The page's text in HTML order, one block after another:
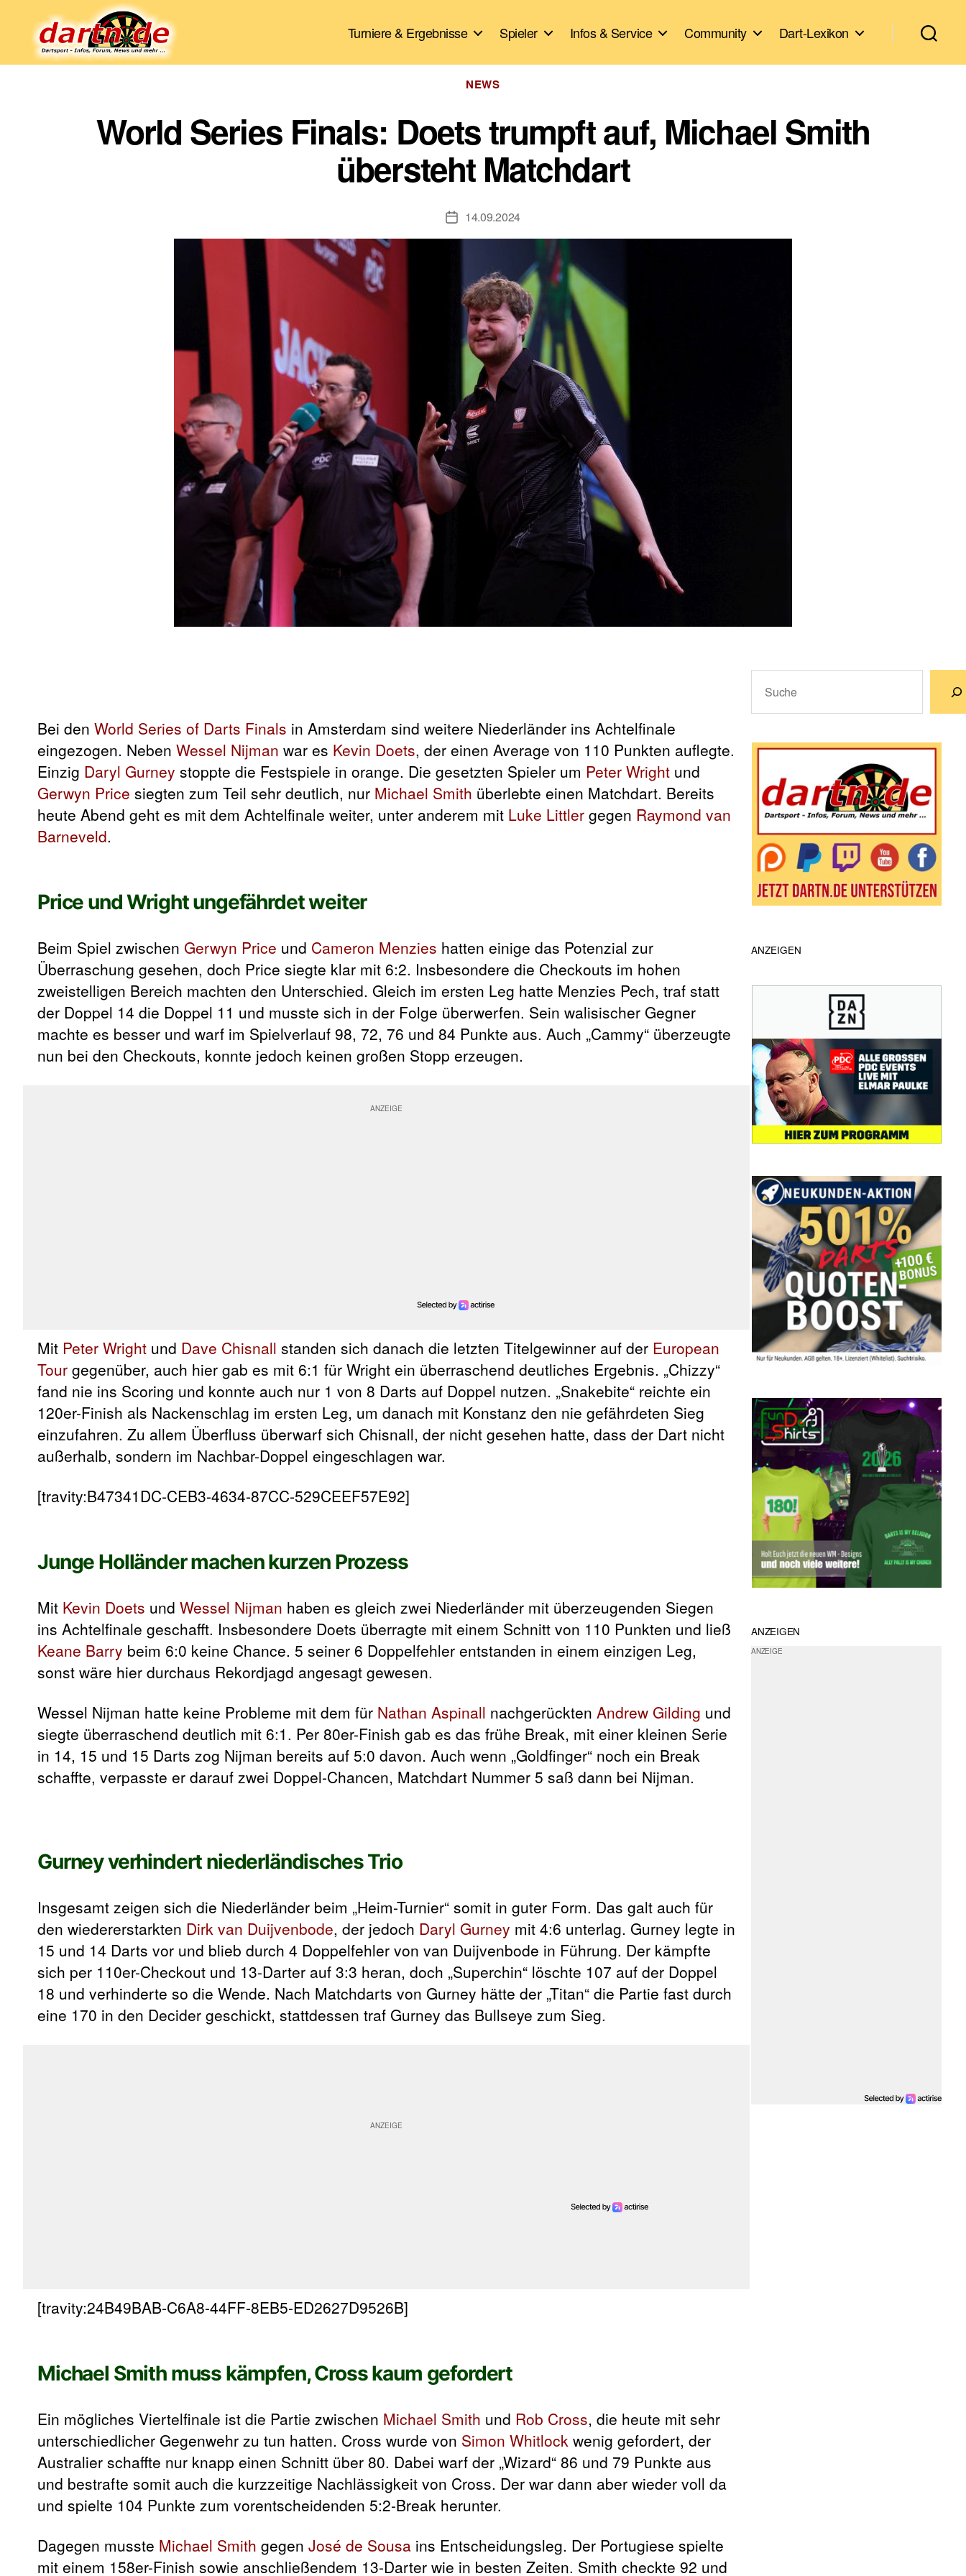
Turniere & Ergebnisse Spieler Infos & Service Community Dart-Lexikon
Kategorien
NEWS
World Series Finals: Doets trumpft auf, Michael Smith
übersteht Matchdart
Veröffentlichungsdatum
14.09.2024
Bei den World Series of Darts Finals in Amsterdam sind weitere Niederländer ins Achtelfinale
eingezogen. Neben Wessel Nijman war es Kevin Doets, der einen Average von 110 Punkten auflegte.
Einzig Daryl Gurney stoppte die Festspiele in orange. Die gesetzten Spieler um Peter Wright und
Gerwyn Price siegten zum Teil sehr deutlich, nur Michael Smith überlebte einen Matchdart. Bereits
heute Abend geht es mit dem Achtelfinale weiter, unter anderem mit Luke Littler gegen Raymond van
Barneveld.
Price und Wright ungefährdet weiter
Beim Spiel zwischen Gerwyn Price und Cameron Menzies hatten einige das Potenzial zur
Überraschung gesehen, doch Price siegte klar mit 6:2. Insbesondere die Checkouts im hohen
zweistelligen Bereich machten den Unterschied. Gleich im ersten Leg hatte Menzies Pech, traf statt
der Doppel 14 die Doppel 11 und musste sich in der Folge überwerfen. Sein walisischer Gegner
machte es besser und warf im Spielverlauf 98, 72, 76 und 84 Punkte aus. Auch „Cammy“ überzeugte
nun bei den Checkouts, konnte jedoch keinen großen Stopp erzeugen.
Mit Peter Wright und Dave Chisnall standen sich danach die letzten Titelgewinner auf der European
Tour gegenüber, auch hier gab es mit 6:1 für Wright ein überraschend deutliches Ergebnis. „Chizzy“
fand nie ins Scoring und konnte auch nur 1 von 8 Darts auf Doppel nutzen. „Snakebite“ reichte ein
120er-Finish als Nackenschlag im ersten Leg, um danach mit Konstanz den nie gefährdeten Sieg
einzufahren. Zu allem Überfluss überwarf sich Chisnall, der nicht gesehen hatte, dass der Dart nicht
außerhalb, sondern im Nachbar-Doppel eingeschlagen war.
[travity:B47341DC-CEB3-4634-87CC-529CEEF57E92]
Junge Holländer machen kurzen Prozess
Mit Kevin Doets und Wessel Nijman haben es gleich zwei Niederländer mit überzeugenden Siegen
ins Achtelfinale geschafft. Insbesondere Doets überragte mit einem Schnitt von 110 Punkten und ließ
Keane Barry beim 6:0 keine Chance. 5 seiner 6 Doppelfehler entstanden in einem einzigen Leg,
sonst wäre hier durchaus Rekordjagd angesagt gewesen.
Wessel Nijman hatte keine Probleme mit dem für Nathan Aspinall nachgerückten Andrew Gilding und
siegte überraschend deutlich mit 6:1. Per 80er-Finish gab es das frühe Break, mit einer kleinen Serie
in 14, 15 und 15 Darts zog Nijman bereits auf 5:0 davon. Auch wenn „Goldfinger“ noch ein Break
schaffte, verpasste er darauf zwei Doppel-Chancen, Matchdart Nummer 5 saß dann bei Nijman.
Gurney verhindert niederländisches Trio
Insgesamt zeigen sich die Niederländer beim „Heim-Turnier“ somit in guter Form. Das galt auch für
den wiedererstarkten Dirk van Duijvenbode, der jedoch Daryl Gurney mit 4:6 unterlag. Gurney legte in
15 und 14 Darts vor und blieb durch 4 Doppelfehler von van Duijvenbode in Führung. Der kämpfte
sich per 110er-Checkout und 13-Darter auf 3:3 heran, doch „Superchin“ löschte 107 auf der Doppel
18 und verhinderte so die Wende. Nach Matchdarts von Gurney hätte der „Titan“ die Partie fast durch
eine 170 in den Decider geschickt, stattdessen traf Gurney das Bullseye zum Sieg.
[travity:24B49BAB-C6A8-44FF-8EB5-ED2627D9526B]
Michael Smith muss kämpfen, Cross kaum gefordert
Ein mögliches Viertelfinale ist die Partie zwischen Michael Smith und Rob Cross, die heute mit sehr
unterschiedlicher Gegenwehr zu tun hatten. Cross wurde von Simon Whitlock wenig gefordert, der
Australier schaffte nur knapp einen Schnitt über 80. Dabei warf der „Wizard“ 86 und 79 Punkte aus
und bestrafte somit auch die kurzzeitige Nachlässigkeit von Cross. Der war dann aber wieder voll da
und spielte 104 Punkte zum vorentscheidenden 5:2-Break herunter.
Dagegen musste Michael Smith gegen José de Sousa ins Entscheidungsleg. Der Portugiese spielte
mit einem 158er-Finish sowie anschließendem 13-Darter wie in besten Zeiten. Smith checkte 92 und
ANZEIGEN
ANZEIGEN